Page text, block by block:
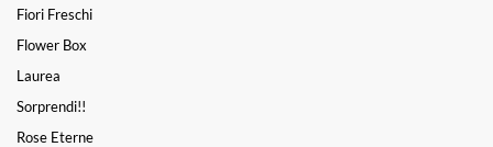
Fiori Freschi
Flower Box
Laurea
Sorprendi!!
Rose Eterne